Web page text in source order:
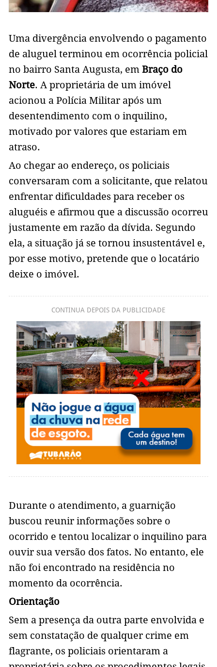
Uma divergência envolvendo o pagamento
de aluguel terminou em ocorrência policial
no bairro Santa Augusta, em Braço do
Norte. A proprietária de um imóvel
acionou a Polícia Militar após um
desentendimento com o inquilino,
motivado por valores que estariam em
atraso.
Ao chegar ao endereço, os policiais
conversaram com a solicitante, que relatou
enfrentar dificuldades para receber os
aluguéis e afirmou que a discussão ocorreu
justamente em razão da dívida. Segundo
ela, a situação já se tornou insustentável e,
por esse motivo, pretende que o locatário
deixe o imóvel.
CONTINUA DEPOIS DA PUBLICIDADE
Durante o atendimento, a guarnição
buscou reunir informações sobre o
ocorrido e tentou localizar o inquilino para
ouvir sua versão dos fatos. No entanto, ele
não foi encontrado na residência no
momento da ocorrência.
Orientação
Sem a presença da outra parte envolvida e
sem constatação de qualquer crime em
flagrante, os policiais orientaram a